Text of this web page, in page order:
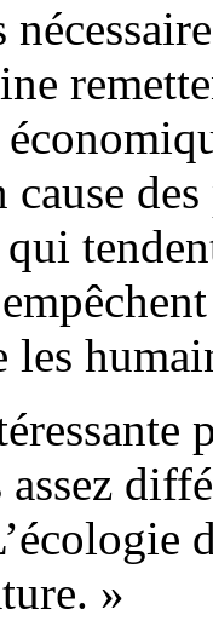
cause
les
assez
»